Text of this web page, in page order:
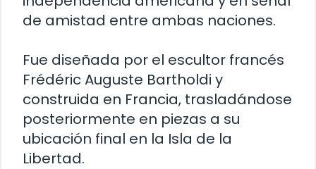
de amistad entre ambas naciones.
Fue diseñada por el escultor francés
Frédéric Auguste Bartholdi y
construida en Francia, trasladándose
posteriormente en piezas a su
ubicación final en la Isla de la
Libertad.